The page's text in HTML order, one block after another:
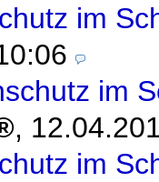
im
im
,
im